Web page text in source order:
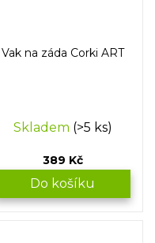
Vak na záda Corki ART
Skladem (>5 ks)
389 Kč
Do košíku